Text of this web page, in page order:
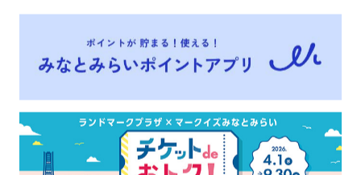
トップページ